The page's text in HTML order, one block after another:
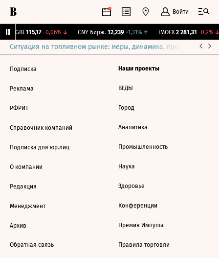
Войти
RGBI 115,17 -0,06%↓ CNY Бирж. 12,239 +1,31%↑ IMOEX 2 281,31 -0,2%↓
Ситуация на топливном рынке: меры, динамика, прогнозы
Подписка
Реклама
РФРИТ
Справочник компаний
Подписка для юр.лиц
О компании
Редакция
Менеджмент
Архив
Обратная связь
Наши проекты
ВЕДЫ
Город
Аналитика
Промышленность
Наука
Здоровье
Конференции
Премия Импульс
Правила торговли